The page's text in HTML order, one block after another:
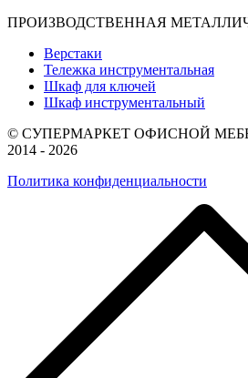
ПРОИЗВОДСТВЕННАЯ
Верстаки
Тележка инструментальная
Шкаф для ключей
Шкаф инструментальный
© СУПЕРМАРКЕТ ОФИСНОЙ
2014 - 2026
Политика конфиденциальности